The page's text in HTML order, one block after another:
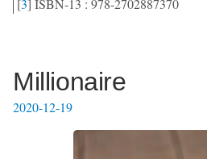
Millionaire
2020-12-19